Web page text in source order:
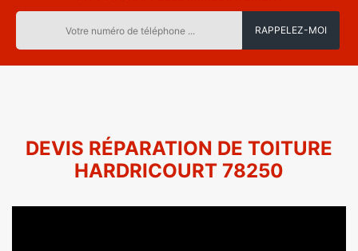
DEVIS RÉPARATION DE TOITURE
HARDRICOURT 78250